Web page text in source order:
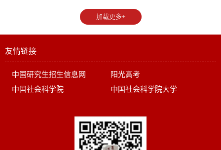
加载更多+
友情链接
中国研究生招生信息网
阳光高考
中国社会科学院
中国社会科学院大学